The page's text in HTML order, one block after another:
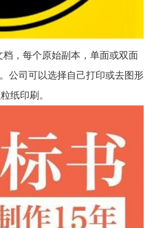
，每个原始副本，单面或双面
公司可以选择自己打印或去图形
纸印刷。